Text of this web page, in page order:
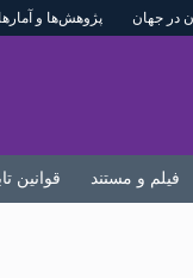
در جهان پژوهش‌ها و
فیلم و مستند قوانین